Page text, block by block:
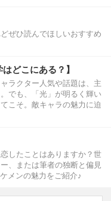
ぜひ読んでほしいおすすめ
どこにある？】
ラクター人気や話題は、主
でも、「光」が明るく輝い
こそ。敵キャラの魅力に迫
したことはありますか？世
、または筆者の独断と偏見
メンの魅力をご紹介♪